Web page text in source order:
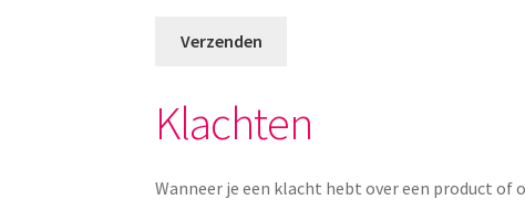
Klachten
Wanneer je een klacht hebt over een product of